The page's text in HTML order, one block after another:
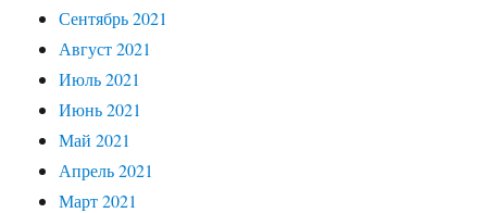
Сентябрь 2021
Август 2021
Июль 2021
Июнь 2021
Май 2021
Апрель 2021
Март 2021